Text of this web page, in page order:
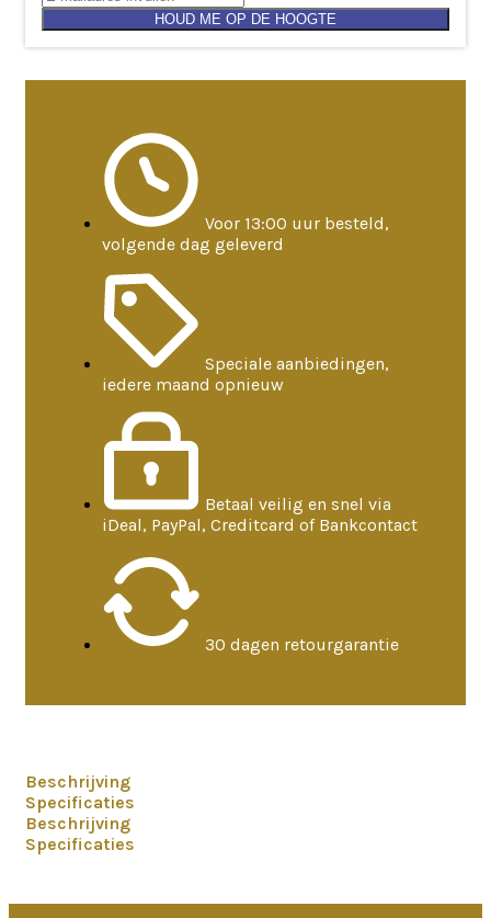
HOUD ME OP DE HOOGTE
Voor 13:00 uur besteld,
volgende dag geleverd
Speciale aanbiedingen,
iedere maand opnieuw
Betaal veilig en snel via
iDeal, PayPal, Creditcard of Bankcontact
30 dagen retourgarantie
Beschrijving
Specificaties
Beschrijving
Specificaties